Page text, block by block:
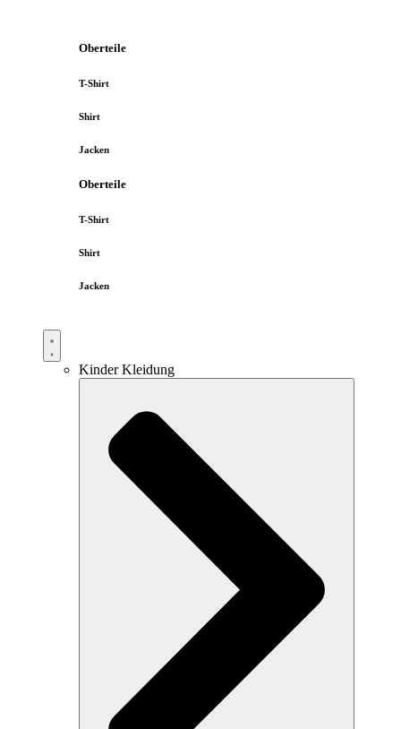
Oberteile
T-Shirt
Shirt
Jacken
Oberteile
T-Shirt
Shirt
Jacken
Kinder Kleidung